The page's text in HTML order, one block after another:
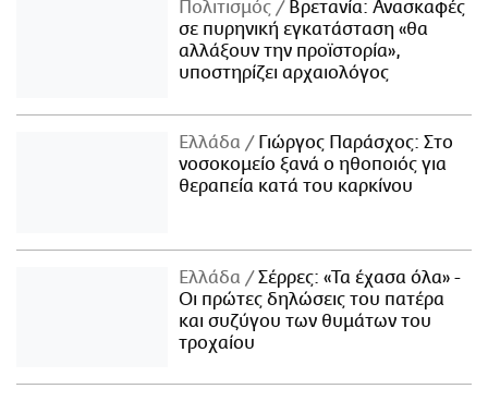
Πολιτισμός
Βρετανία: Ανασκαφές
σε πυρηνική εγκατάσταση «θα
αλλάξουν την προϊστορία»,
υποστηρίζει αρχαιολόγος
Ελλάδα
Γιώργος Παράσχος: Στο
νοσοκομείο ξανά ο ηθοποιός για
θεραπεία κατά του καρκίνου
Ελλάδα
Σέρρες: «Τα έχασα όλα» -
Οι πρώτες δηλώσεις του πατέρα
και συζύγου των θυμάτων του
τροχαίου